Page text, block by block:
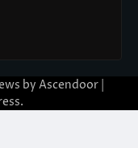
by Ascendoor
.